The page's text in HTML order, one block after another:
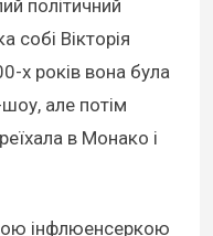
політичний
собі Вікторія
х років вона була
але потім
в Монако і
інфлюенсеркою